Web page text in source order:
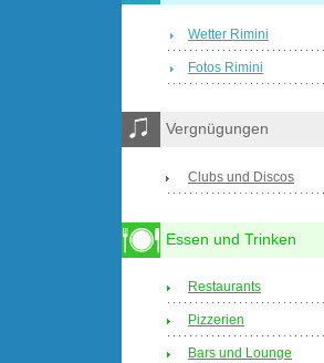
Wetter Rimini
Fotos Rimini
Vergnügungen
Clubs und Discos
Essen und Trinken
Restaurants
Pizzerien
Bars und Lounge